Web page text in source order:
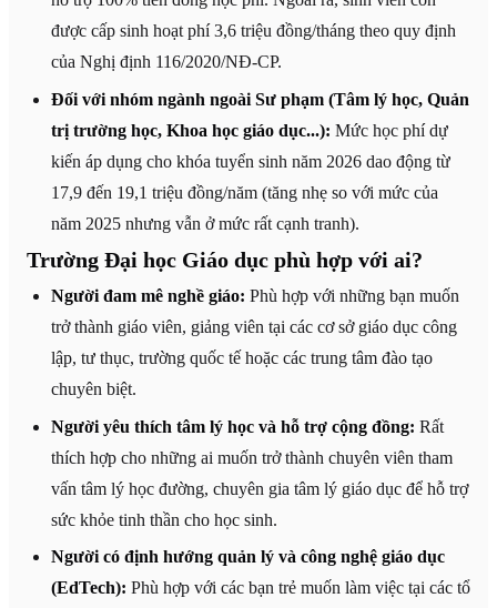
được cấp sinh hoạt phí 3,6 triệu đồng/tháng theo quy định
của Nghị định 116/2020/NĐ-CP.
Đối với nhóm ngành ngoài Sư phạm (Tâm lý học, Quản
trị trường học, Khoa học giáo dục...): Mức học phí dự
kiến áp dụng cho khóa tuyển sinh năm 2026 dao động từ
17,9 đến 19,1 triệu đồng/năm (tăng nhẹ so với mức của
năm 2025 nhưng vẫn ở mức rất cạnh tranh).
Trường Đại học Giáo dục phù hợp với ai?
Người đam mê nghề giáo: Phù hợp với những bạn muốn
trở thành giáo viên, giảng viên tại các cơ sở giáo dục công
lập, tư thục, trường quốc tế hoặc các trung tâm đào tạo
chuyên biệt.
Người yêu thích tâm lý học và hỗ trợ cộng đồng: Rất
thích hợp cho những ai muốn trở thành chuyên viên tham
vấn tâm lý học đường, chuyên gia tâm lý giáo dục để hỗ trợ
sức khỏe tinh thần cho học sinh.
Người có định hướng quản lý và công nghệ giáo dục
(EdTech): Phù hợp với các bạn trẻ muốn làm việc tại các tổ